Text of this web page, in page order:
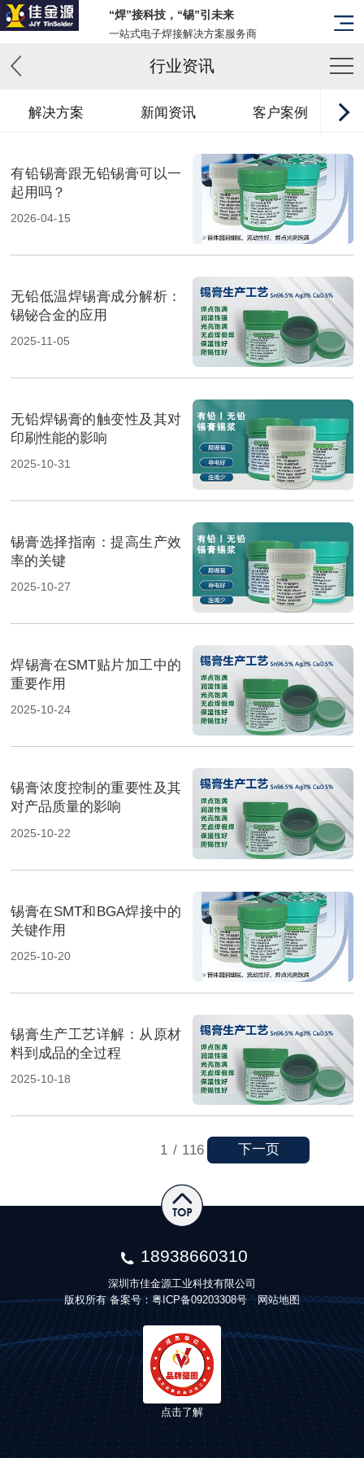
“焊”接科技，“锡”引未来
一站式电子焊接解决方案服务商
行业资讯
解决方案 新闻资讯 客户案例
有铅锡膏跟无铅锡膏可以一
起用吗？
2026-04-15
无铅低温焊锡膏成分解析：
锡铋合金的应用
2025-11-05
无铅焊锡膏的触变性及其对
印刷性能的影响
2025-10-31
锡膏选择指南：提高生产效
率的关键
2025-10-27
焊锡膏在SMT贴片加工中的
重要作用
2025-10-24
锡膏浓度控制的重要性及其
对产品质量的影响
2025-10-22
锡膏在SMT和BGA焊接中的
关键作用
2025-10-20
锡膏生产工艺详解：从原材
料到成品的全过程
2025-10-18
1 / 116 下一页
18938660310
深圳市佳金源工业科技有限公司
版权所有 备案号：粤ICP备09203308号 网站地图
点击了解